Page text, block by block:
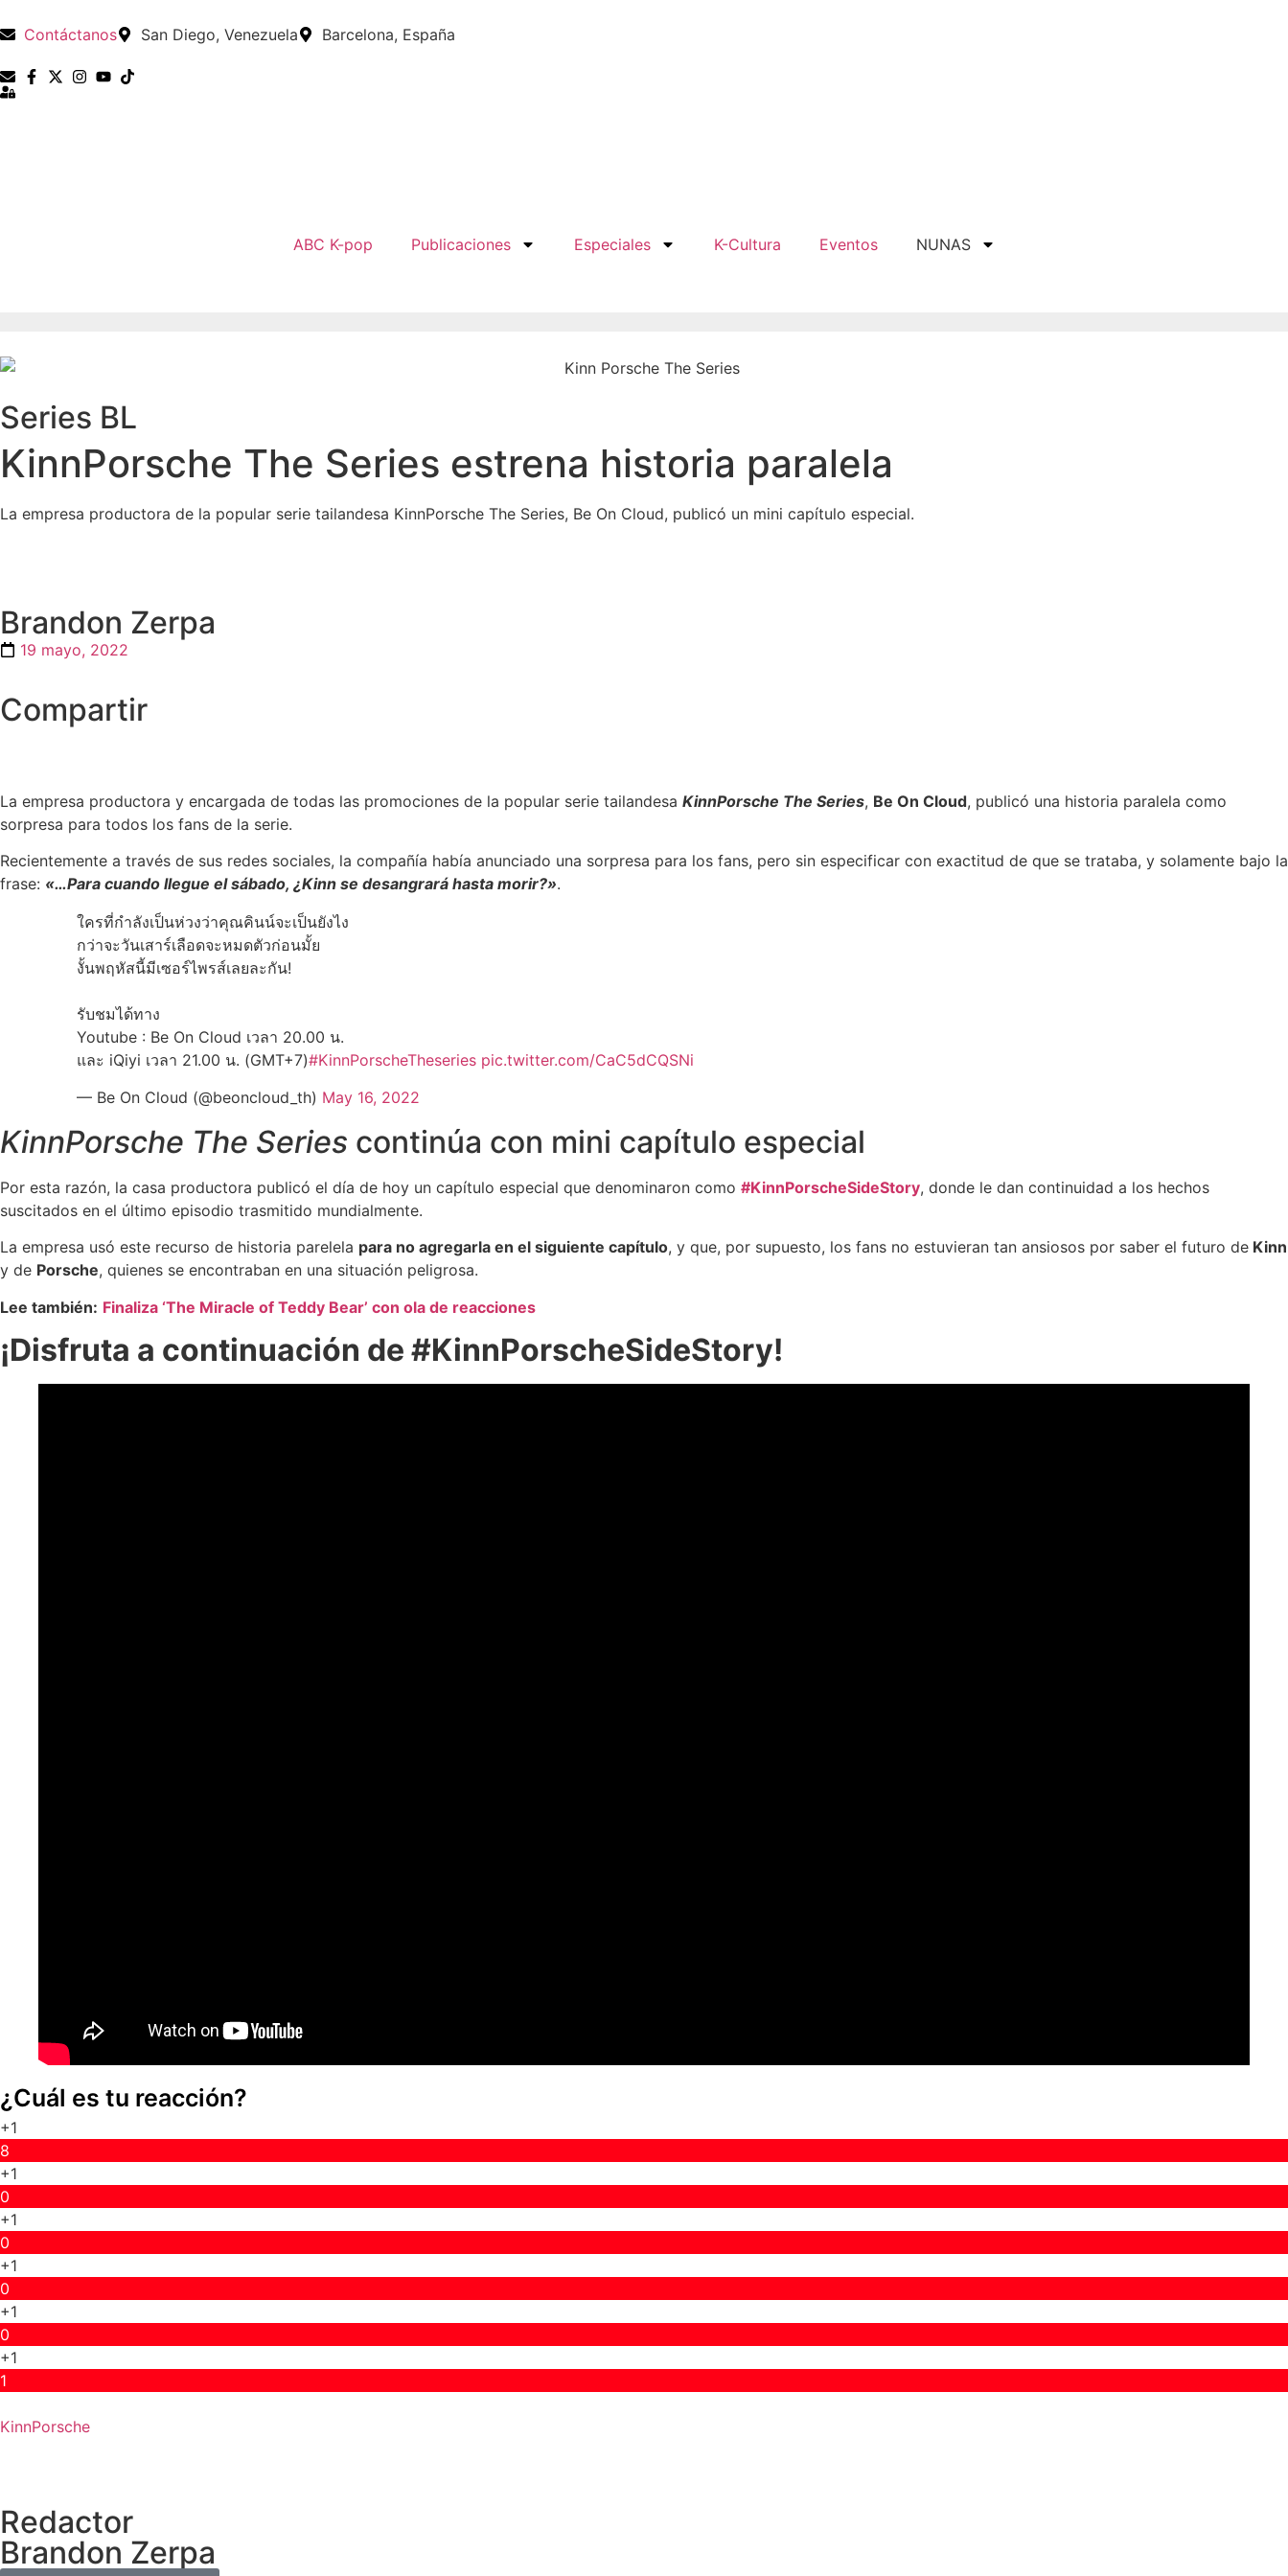
Contáctanos San Diego, Venezuela Barcelona, España
ABC K-pop Publicaciones Especiales K-Cultura Eventos NUNAS
Series BL
KinnPorsche The Series estrena historia paralela
La empresa productora de la popular serie tailandesa KinnPorsche The Series, Be On Cloud, publicó un mini capítulo especial.
Brandon Zerpa
19 mayo, 2022
Compartir
La empresa productora y encargada de todas las promociones de la popular serie tailandesa KinnPorsche The Series, Be On Cloud, publicó una historia paralela como
sorpresa para todos los fans de la serie.
Recientemente a través de sus redes sociales, la compañía había anunciado una sorpresa para los fans, pero sin especificar con exactitud de que se trataba, y solamente bajo la
frase: «…Para cuando llegue el sábado, ¿Kinn se desangrará hasta morir?».
ใครที่กำลังเป็นห่วงว่าคุณคินน์จะเป็นยังไง
กว่าจะวันเสาร์เลือดจะหมดตัวก่อนมั้ย
งั้นพฤหัสนี้มีเซอร์ไพรส์เลยละกัน!
รับชมได้ทาง
Youtube : Be On Cloud เวลา 20.00 น.
และ iQiyi เวลา 21.00 น. (GMT+7)#KinnPorscheTheseries pic.twitter.com/CaC5dCQSNi
— Be On Cloud (@beoncloud_th) May 16, 2022
KinnPorsche The Series continúa con mini capítulo especial
Por esta razón, la casa productora publicó el día de hoy un capítulo especial que denominaron como #KinnPorscheSideStory, donde le dan continuidad a los hechos
suscitados en el último episodio trasmitido mundialmente.
La empresa usó este recurso de historia parelela para no agregarla en el siguiente capítulo, y que, por supuesto, los fans no estuvieran tan ansiosos por saber el futuro de Kinn
y de Porsche, quienes se encontraban en una situación peligrosa.
Lee también: Finaliza ‘The Miracle of Teddy Bear’ con ola de reacciones
¡Disfruta a continuación de #KinnPorscheSideStory!
¿Cuál es tu reacción?
+1
8
+1
0
+1
0
+1
0
+1
0
+1
1
KinnPorsche
Redactor
Brandon Zerpa